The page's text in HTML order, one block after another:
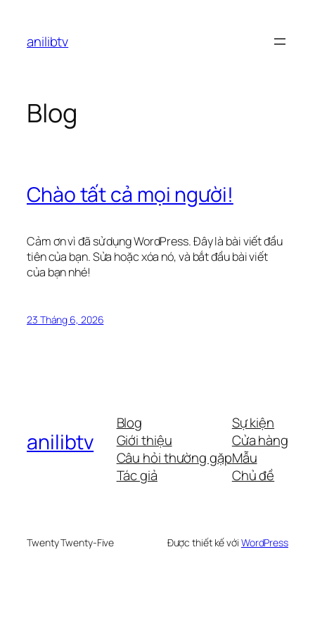
phầnanilibtv
Blog
Chào tất cả mọi người!
Cảm ơn vì đã sử dụng WordPress. Đây là bài viết đầu
tiên của bạn. Sửa hoặc xóa nó, và bắt đầu bài viết
của bạn nhé!
23 Tháng 6, 2026
anilibtv
Blog
Giới thiệu
Câu hỏi thường gặp
Tác giả
Sự kiện
Cửa hàng
Mẫu
Chủ đề
Twenty Twenty-Five Được thiết kế với WordPress